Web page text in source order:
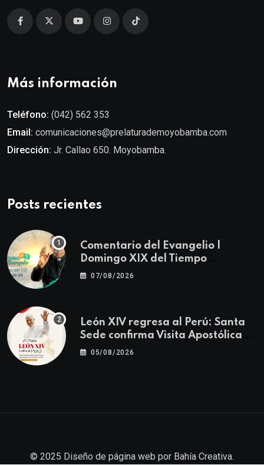
Más información
Teléfono: (042) 562 353
Email: comunicaciones@prelaturademoyobamba.com
Dirección: Jr. Callao 650. Moyobamba.
Posts recientes
Comentario del Evangelio |
Domingo XIX del Tiempo
Ordinario | Mateo 14, 22-23
07/08/2026
León XIV regresa al Perú: Santa
Sede confirma Visita Apostólica
del 11 al 17 de noviembre
05/08/2026
© 2025 Diseño de página web por Bahía Creativa.